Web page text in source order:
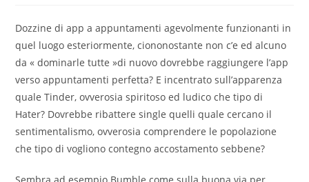
Dozzine di app a appuntamenti agevolmente funzionanti in
quel luogo esteriormente, ciononostante non c’e ed alcuno
da « dominarle tutte »di nuovo dovrebbe raggiungere l’app
verso appuntamenti perfetta? E incentrato sull’apparenza
quale Tinder, ovverosia spiritoso ed ludico che tipo di
Hater? Dovrebbe ribattere single quelli quale cercano il
sentimentalismo, ovverosia comprendere le popolazione
che tipo di vogliono contegno accostamento sebbene?